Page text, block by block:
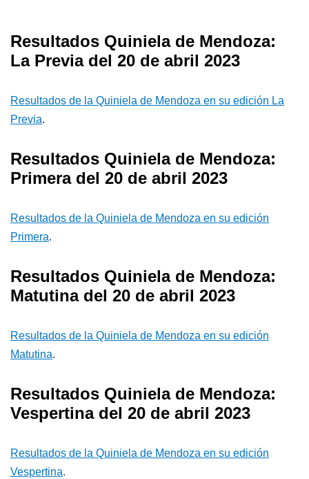
Resultados Quiniela de Mendoza:
La Previa del 20 de abril 2023
Resultados de la Quiniela de Mendoza en su edición La
Previa.
Resultados Quiniela de Mendoza:
Primera del 20 de abril 2023
Resultados de la Quiniela de Mendoza en su edición
Primera.
Resultados Quiniela de Mendoza:
Matutina del 20 de abril 2023
Resultados de la Quiniela de Mendoza en su edición
Matutina.
Resultados Quiniela de Mendoza:
Vespertina del 20 de abril 2023
Resultados de la Quiniela de Mendoza en su edición
Vespertina.